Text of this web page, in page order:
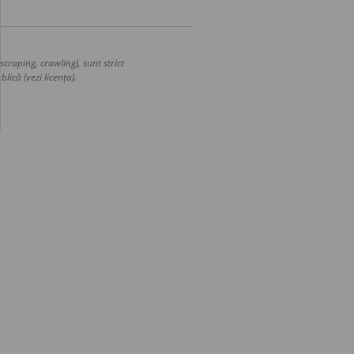
crawling), sunt strict
(vezi licența).